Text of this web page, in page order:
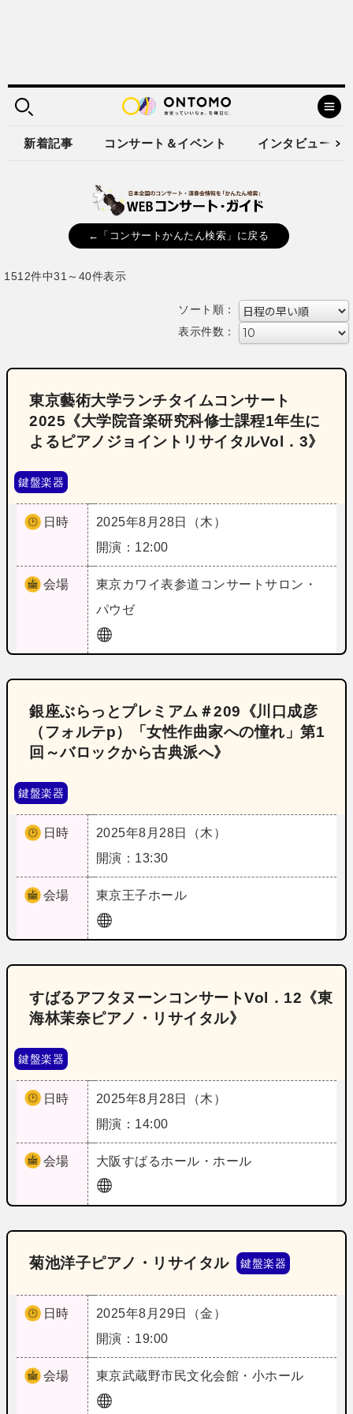
新着記事 コンサート＆イベント インタビュー
←「コンサートかんたん検索」に戻る
1512件中31～40件表示
ソート順：
表示件数：
東京藝術大学ランチタイムコンサート
2025《大学院音楽研究科修士課程1年生に
よるピアノジョイントリサイタルVol．3》
鍵盤楽器
日時
2025年8月28日（木）
開演：12:00
会場 東京カワイ表参道コンサートサロン・
パウゼ
銀座ぶらっとプレミアム＃209《川口成彦
（フォルテp）「女性作曲家への憧れ」第1
回～バロックから古典派へ》
鍵盤楽器
日時
2025年8月28日（木）
開演：13:30
会場 東京王子ホール
すばるアフタヌーンコンサートVol．12《東
海林茉奈ピアノ・リサイタル》
鍵盤楽器
日時
2025年8月28日（木）
開演：14:00
会場 大阪すばるホール・ホール
菊池洋子ピアノ・リサイタル 鍵盤楽器
日時
2025年8月29日（金）
開演：19:00
会場 東京武蔵野市民文化会館・小ホール